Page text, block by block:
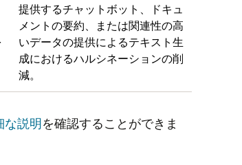
提供するチャットボット、ドキュ
メントの要約、または関連性の高
いデータの提供によるテキスト生
成におけるハルシネーションの削
減。
な説明を確認することができま